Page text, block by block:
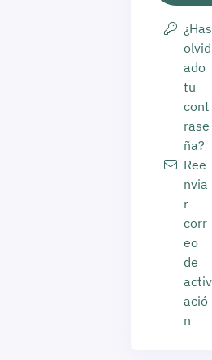
¿Has
olvid
ado
tu
cont
rase
ña?
Ree
nvia
r
corr
eo
de
activ
ació
n